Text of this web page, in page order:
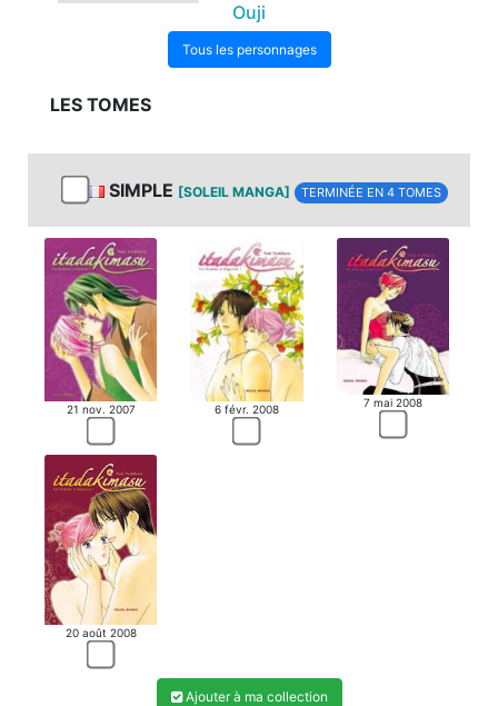
Ouji
Tous les personnages
LES TOMES
SIMPLE [SOLEIL MANGA] TERMINÉE EN 4 TOMES
21 nov. 2007 6 févr. 2008 7 mai 2008
20 août 2008
Ajouter à ma collection